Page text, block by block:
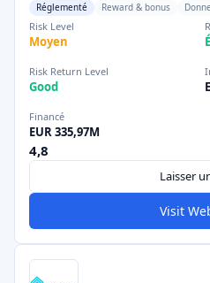
Réglementé Reward & bonus
Risk Level
Moyen
Risk Return Level
Good
Financé
EUR 335,97M
4,8
Laisser
Visit